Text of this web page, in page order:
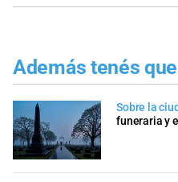
Además tenés
Sobre la
funeraria y